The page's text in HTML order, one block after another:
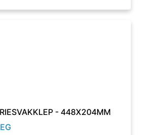
- 448X204MM